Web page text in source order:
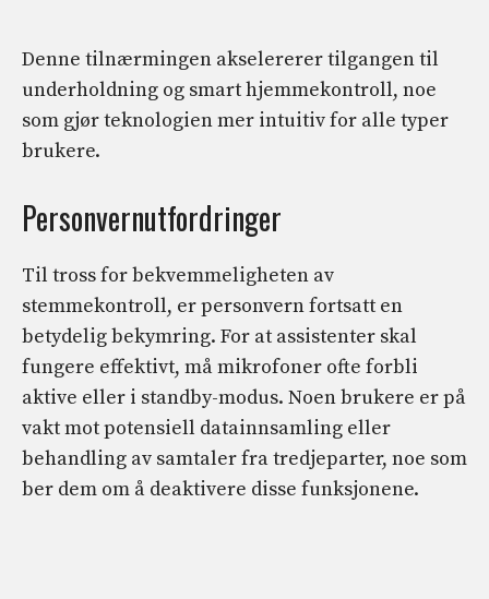
Denne tilnærmingen akselererer tilgangen til
underholdning og smart hjemmekontroll, noe
som gjør teknologien mer intuitiv for alle typer
brukere.
Personvernutfordringer
Til tross for bekvemmeligheten av
stemmekontroll, er personvern fortsatt en
betydelig bekymring. For at assistenter skal
fungere effektivt, må mikrofoner ofte forbli
aktive eller i standby-modus. Noen brukere er på
vakt mot potensiell datainnsamling eller
behandling av samtaler fra tredjeparter, noe som
ber dem om å deaktivere disse funksjonene.